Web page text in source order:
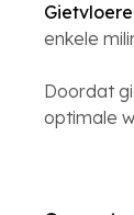
enkele
Doordat
optimale